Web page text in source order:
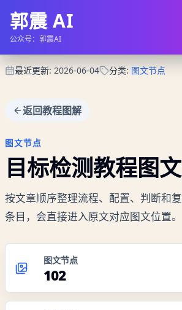
郭震 AI
公众号：郭震AI
最近更新: 2026-06-04 分类: 图文节点
返回教程图解
图文节点
目标检测教程图
按文章顺序整理流程、配置、判断和
条目，会直接进入原文对应图文位置。
图文节点
102